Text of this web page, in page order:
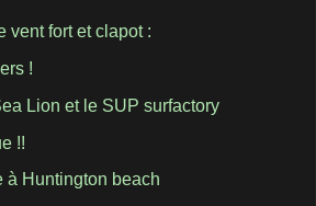
vent fort et clapot :
!
Lion et le SUP surfactory
!!
à Huntington beach